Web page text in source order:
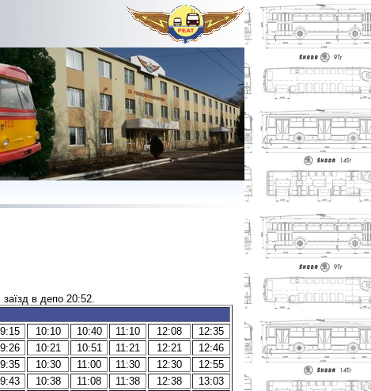
в депо 20:52.
10:10 10:40 11:10 12:08
12:35
10:21 10:51 11:21 12:21
12:46
10:30 11:00 11:30 12:30
12:55
10:38 11:08 11:38 12:38
13:03